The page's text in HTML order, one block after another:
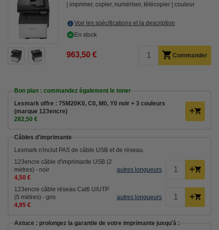
imprimer, copier, numériser, télécopier
couleur
Voir les spécifications et la description
En stock
963,50 € Commander
Bon plan : commandez également le toner
Lexmark offre : 75M20K0, C0, M0, Y0 noir + 3 couleurs
(marque 123encre)
282,50 €
Câbles d'imprimante
Lexmark n'inclut PAS de câble USB et de réseau.
123encre câble d'imprimante USB (2
mètres) - noir
4,50 €
autres longueurs
123encre câble réseau Cat6 U/UTP
(5 mètres) - gris
4,95 €
autres longueurs
Astuce : prolongez la garantie de votre imprimante jusqu'à :